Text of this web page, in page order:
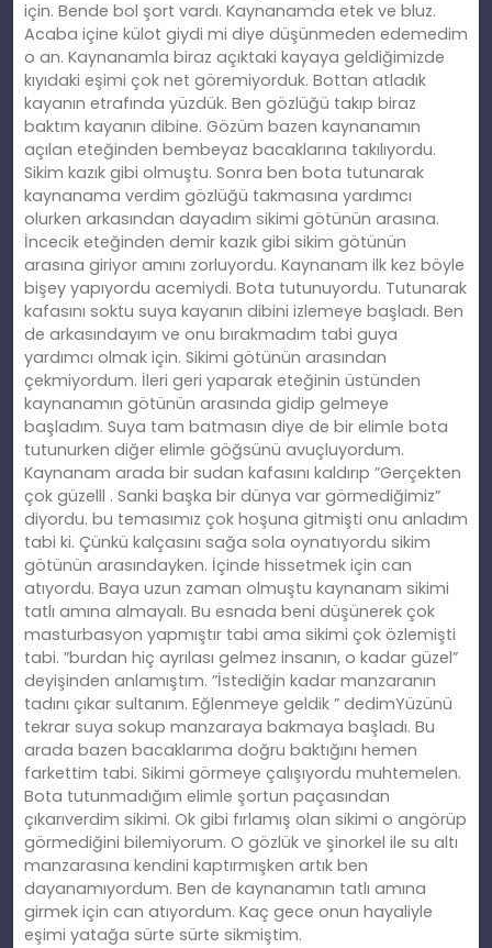
için. Bende bol şort vardı. Kaynanamda etek ve bluz.
Acaba içine külot giydi mi diye düşünmeden edemedim
o an. Kaynanamla biraz açıktaki kayaya geldiğimizde
kıyıdaki eşimi çok net göremiyorduk. Bottan atladık
kayanın etrafında yüzdük. Ben gözlüğü takıp biraz
baktım kayanın dibine. Gözüm bazen kaynanamın
açılan eteğinden bembeyaz bacaklarına takılıyordu.
Sikim kazık gibi olmuştu. Sonra ben bota tutunarak
kaynanama verdim gözlüğü takmasına yardımcı
olurken arkasından dayadım sikimi götünün arasına.
İncecik eteğinden demir kazık gibi sikim götünün
arasına giriyor amını zorluyordu. Kaynanam ilk kez böyle
bişey yapıyordu acemiydi. Bota tutunuyordu. Tutunarak
kafasını soktu suya kayanın dibini izlemeye başladı. Ben
de arkasındayım ve onu bırakmadım tabi guya
yardımcı olmak için. Sikimi götünün arasından
çekmiyordum. İleri geri yaparak eteğinin üstünden
kaynanamın götünün arasında gidip gelmeye
başladım. Suya tam batmasın diye de bir elimle bota
tutunurken diğer elimle göğsünü avuçluyordum.
Kaynanam arada bir sudan kafasını kaldırıp ”Gerçekten
çok güzelll . Sanki başka bir dünya var görmediğimiz”
diyordu. bu temasımız çok hoşuna gitmişti onu anladım
tabi ki. Çünkü kalçasını sağa sola oynatıyordu sikim
götünün arasındayken. İçinde hissetmek için can
atıyordu. Baya uzun zaman olmuştu kaynanam sikimi
tatlı amına almayalı. Bu esnada beni düşünerek çok
masturbasyon yapmıştır tabi ama sikimi çok özlemişti
tabi. ”burdan hiç ayrılası gelmez insanın, o kadar güzel”
deyişinden anlamıştım. ”İstediğin kadar manzaranın
tadını çıkar sultanım. Eğlenmeye geldik ” dedimYüzünü
tekrar suya sokup manzaraya bakmaya başladı. Bu
arada bazen bacaklarıma doğru baktığını hemen
farkettim tabi. Sikimi görmeye çalışıyordu muhtemelen.
Bota tutunmadığım elimle şortun paçasından
çıkarıverdim sikimi. Ok gibi fırlamış olan sikimi o angörüp
görmediğini bilemiyorum. O gözlük ve şinorkel ile su altı
manzarasına kendini kaptırmışken artık ben
dayanamıyordum. Ben de kaynanamın tatlı amına
girmek için can atıyordum. Kaç gece onun hayaliyle
eşimi yatağa sürte sürte sikmiştim.